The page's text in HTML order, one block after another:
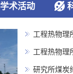
学术活动
工程热物理
工程热物理
研究所煤炭